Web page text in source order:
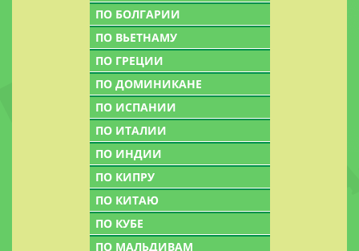
ПО БОЛГАРИИ
ПО ВЬЕТНАМУ
ПО ГРЕЦИИ
ПО ДОМИНИКАНЕ
ПО ИСПАНИИ
ПО ИТАЛИИ
ПО ИНДИИ
ПО КИПРУ
ПО КИТАЮ
ПО КУБЕ
ПО МАЛЬДИВАМ